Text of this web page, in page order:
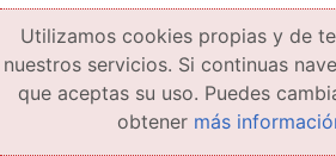
Utilizamos cookies propias y de
nuestros servicios. Si continuas
que aceptas su uso. Puedes
obtener más